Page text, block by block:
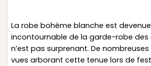
La robe bohème blanche est
incontournable de la garde-robe des
n’est pas surprenant. De
vues arborant cette tenue lors de